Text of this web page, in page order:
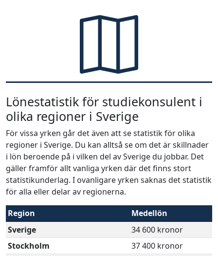
Lönestatistik för studiekonsulent i
olika regioner i Sverige
För vissa yrken går det även att se statistik för olika
regioner i Sverige. Du kan alltså se om det är skillnader
i lön beroende på i vilken del av Sverige du jobbar. Det
gäller framför allt vanliga yrken där det finns stort
statistikunderlag. I ovanligare yrken saknas det statistik
för alla eller delar av regionerna.
Region
Medellön
Sverige
34 600 kronor
Stockholm
37 400 kronor